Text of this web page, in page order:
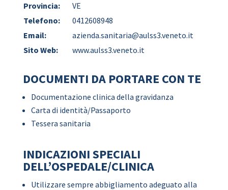
Provincia:
VE
Telefono:
0412608948
Email:
azienda.sanitaria@aulss3.veneto.it
Sito Web:
www.aulss3.veneto.it
DOCUMENTI DA PORTARE CON TE
Documentazione clinica della gravidanza
Carta di identità/Passaporto
Tessera sanitaria
INDICAZIONI SPECIALI
DELL’OSPEDALE/CLINICA
Utilizzare sempre abbigliamento adeguato alla